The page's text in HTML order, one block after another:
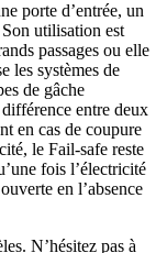
porte d’entrée, un
utilisation est
passages ou elle
les systèmes de
de gâche
entre deux
en cas de coupure
le Fail-safe reste
fois l’électricité
en l’absence
N’hésitez pas à